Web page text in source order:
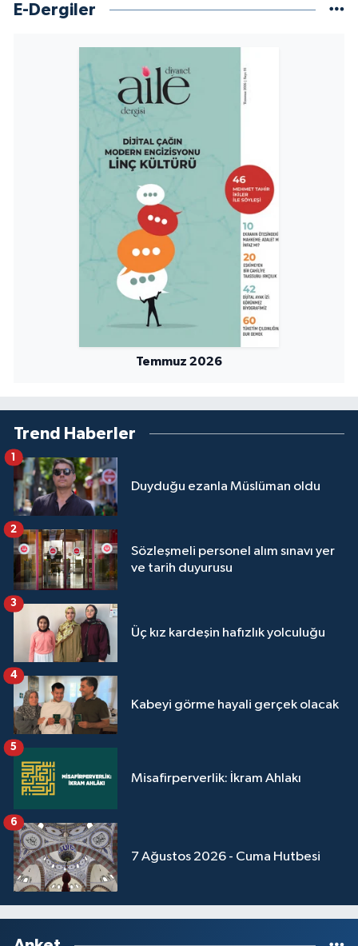
E-Dergiler
Temmuz 2026
Trend Haberler
Duyduğu ezanla Müslüman oldu
1
Sözleşmeli personel alım sınavı yer
ve tarih duyurusu
2
Üç kız kardeşin hafızlık yolculuğu
3
Kabeyi görme hayali gerçek olacak
4
Misafirperverlik: İkram Ahlakı
5
7 Ağustos 2026 - Cuma Hutbesi
6
Mardin Müftülüğü
Mersin Müftülüğü
Muğla Müftülüğü
Muş Müftülüğü
Nevşehir Müftülüğü
Niğde Müftülüğü
Ordu Müftülüğü
Osmaniye Müftülüğü
Rize Müftülüğü
Samsun Müftülüğü
Siirt Müftülüğü
Sinop Müftülüğü
Sivas Müftülüğü
Şanlıurfa Müftülüğü
Şırnak Müftülüğü
Tekirdağ Müftülüğü
Tokat Müftülüğü
Tunceli Müftülüğü
Uşak Müftülüğü
Van Müftülüğü
Yalova Müftülüğü